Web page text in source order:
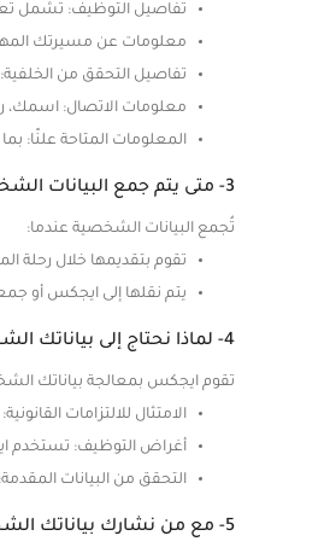
تفاصيل التوظيف: تشمل
معلومات عن مسيرتك
تفاصيل التحقق من
معلومات الاتصال: اسمك،
المعلومات المتاحة علنًا:
3- متى يتم جمع البيانات الشخصية؟
تُجمع البيانات الشخصية عندما:
تقوم بتقديمها خلال رحلة
يتم نقلها إلى ايجكس أو
4- لماذا نحتاج إلى بياناتك الشخصية؟
تقوم ايجكس بمعالجة بياناتك
الامتثال للالتزامات
أغراض التوظيف: تستخدم
التحقق من البيانات
5- مع من نشارك بياناتك الشخصية؟